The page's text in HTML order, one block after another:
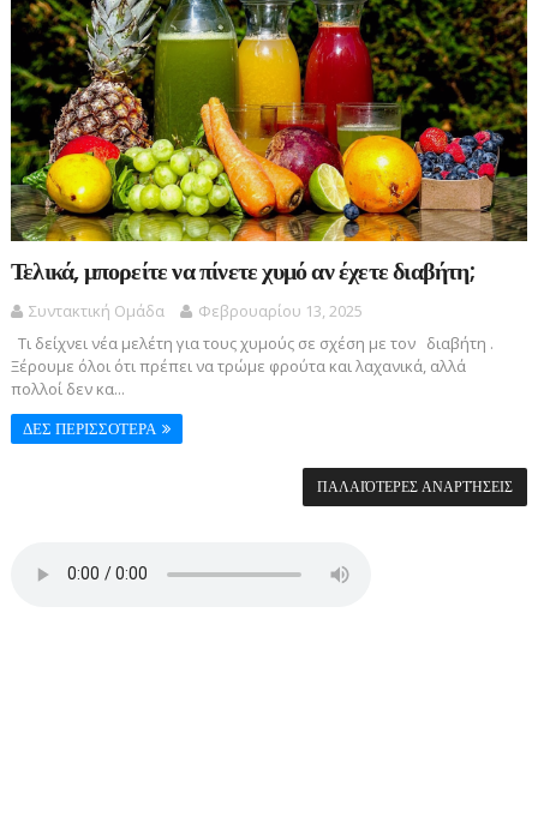
Τελικά, μπορείτε να πίνετε χυμό αν έχετε διαβήτη;
Συντακτική Ομάδα
Φεβρουαρίου 13, 2025
Τι δείχνει νέα μελέτη για τους χυμούς σε σχέση με τον διαβήτη .
Ξέρουμε όλοι ότι πρέπει να τρώμε φρούτα και λαχανικά, αλλά
πολλοί δεν κα...
ΔΕΣ ΠΕΡΙΣΣΟΤΕΡΑ
ΠΑΛΑΙΌΤΕΡΕΣ ΑΝΑΡΤΉΣΕΙΣ